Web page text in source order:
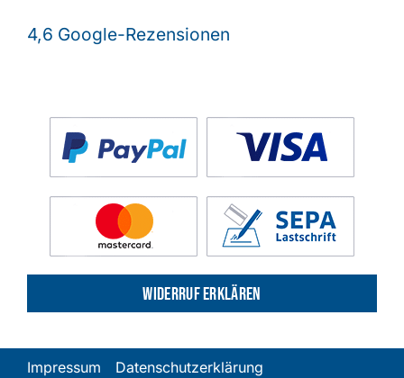
4,6 Google-Rezensionen
Widerruf erklären
Impressum
Datenschutzerklärung